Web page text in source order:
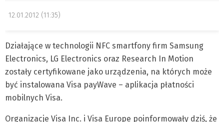
12.01.2012 (11:35)
Działające w technologii NFC smartfony firm Samsung
Electronics, LG Electronics oraz Research In Motion
zostały certyfikowane jako urządzenia, na których może
być instalowana Visa payWave – aplikacja płatności
mobilnych Visa.
Organizacje Visa Inc. i Visa Europe poinformowały dziś, że